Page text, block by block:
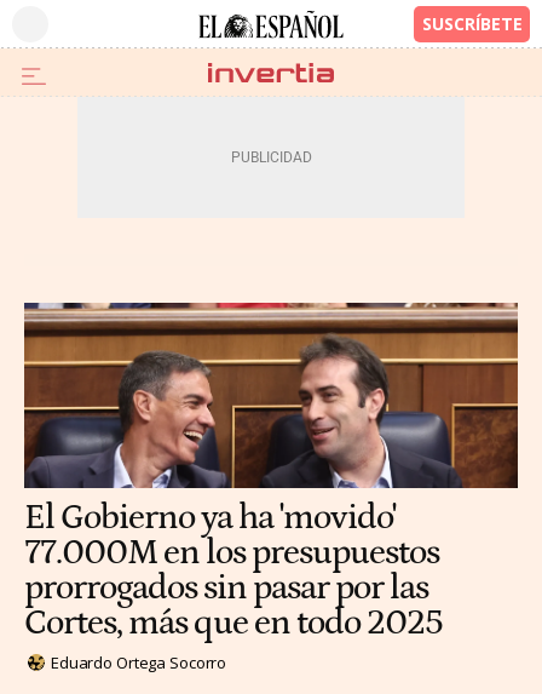
El Gobierno ya ha 'movido'
77.000M en los presupuestos
prorrogados sin pasar por las
Cortes, más que en todo 2025
Eduardo Ortega Socorro